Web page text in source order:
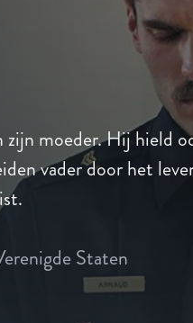
moeder. Hij hield
vader door het
Staten